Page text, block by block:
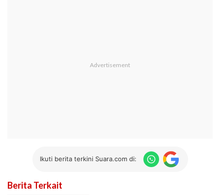
Ikuti berita terkini Suara.com di:
Berita Terkait